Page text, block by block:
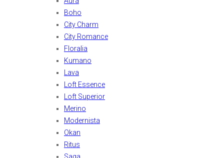
Boho
City Charm
City Romance
Floralia
Kumano
Lava
Loft Essence
Loft Superior
Merino
Modernista
Okan
Ritus
Saga